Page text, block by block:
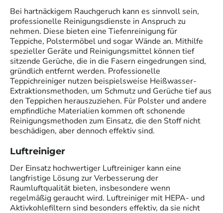
Bei hartnäckigem Rauchgeruch kann es sinnvoll sein,
professionelle Reinigungsdienste in Anspruch zu
nehmen. Diese bieten eine Tiefenreinigung für
Teppiche, Polstermöbel und sogar Wände an. Mithilfe
spezieller Geräte und Reinigungsmittel können tief
sitzende Gerüche, die in die Fasern eingedrungen sind,
gründlich entfernt werden. Professionelle
Teppichreiniger nutzen beispielsweise Heißwasser-
Extraktionsmethoden, um Schmutz und Gerüche tief aus
den Teppichen herauszuziehen. Für Polster und andere
empfindliche Materialien kommen oft schonende
Reinigungsmethoden zum Einsatz, die den Stoff nicht
beschädigen, aber dennoch effektiv sind.
Luftreiniger
Der Einsatz hochwertiger Luftreiniger kann eine
langfristige Lösung zur Verbesserung der
Raumluftqualität bieten, insbesondere wenn
regelmäßig geraucht wird. Luftreiniger mit HEPA- und
Aktivkohlefiltern sind besonders effektiv, da sie nicht